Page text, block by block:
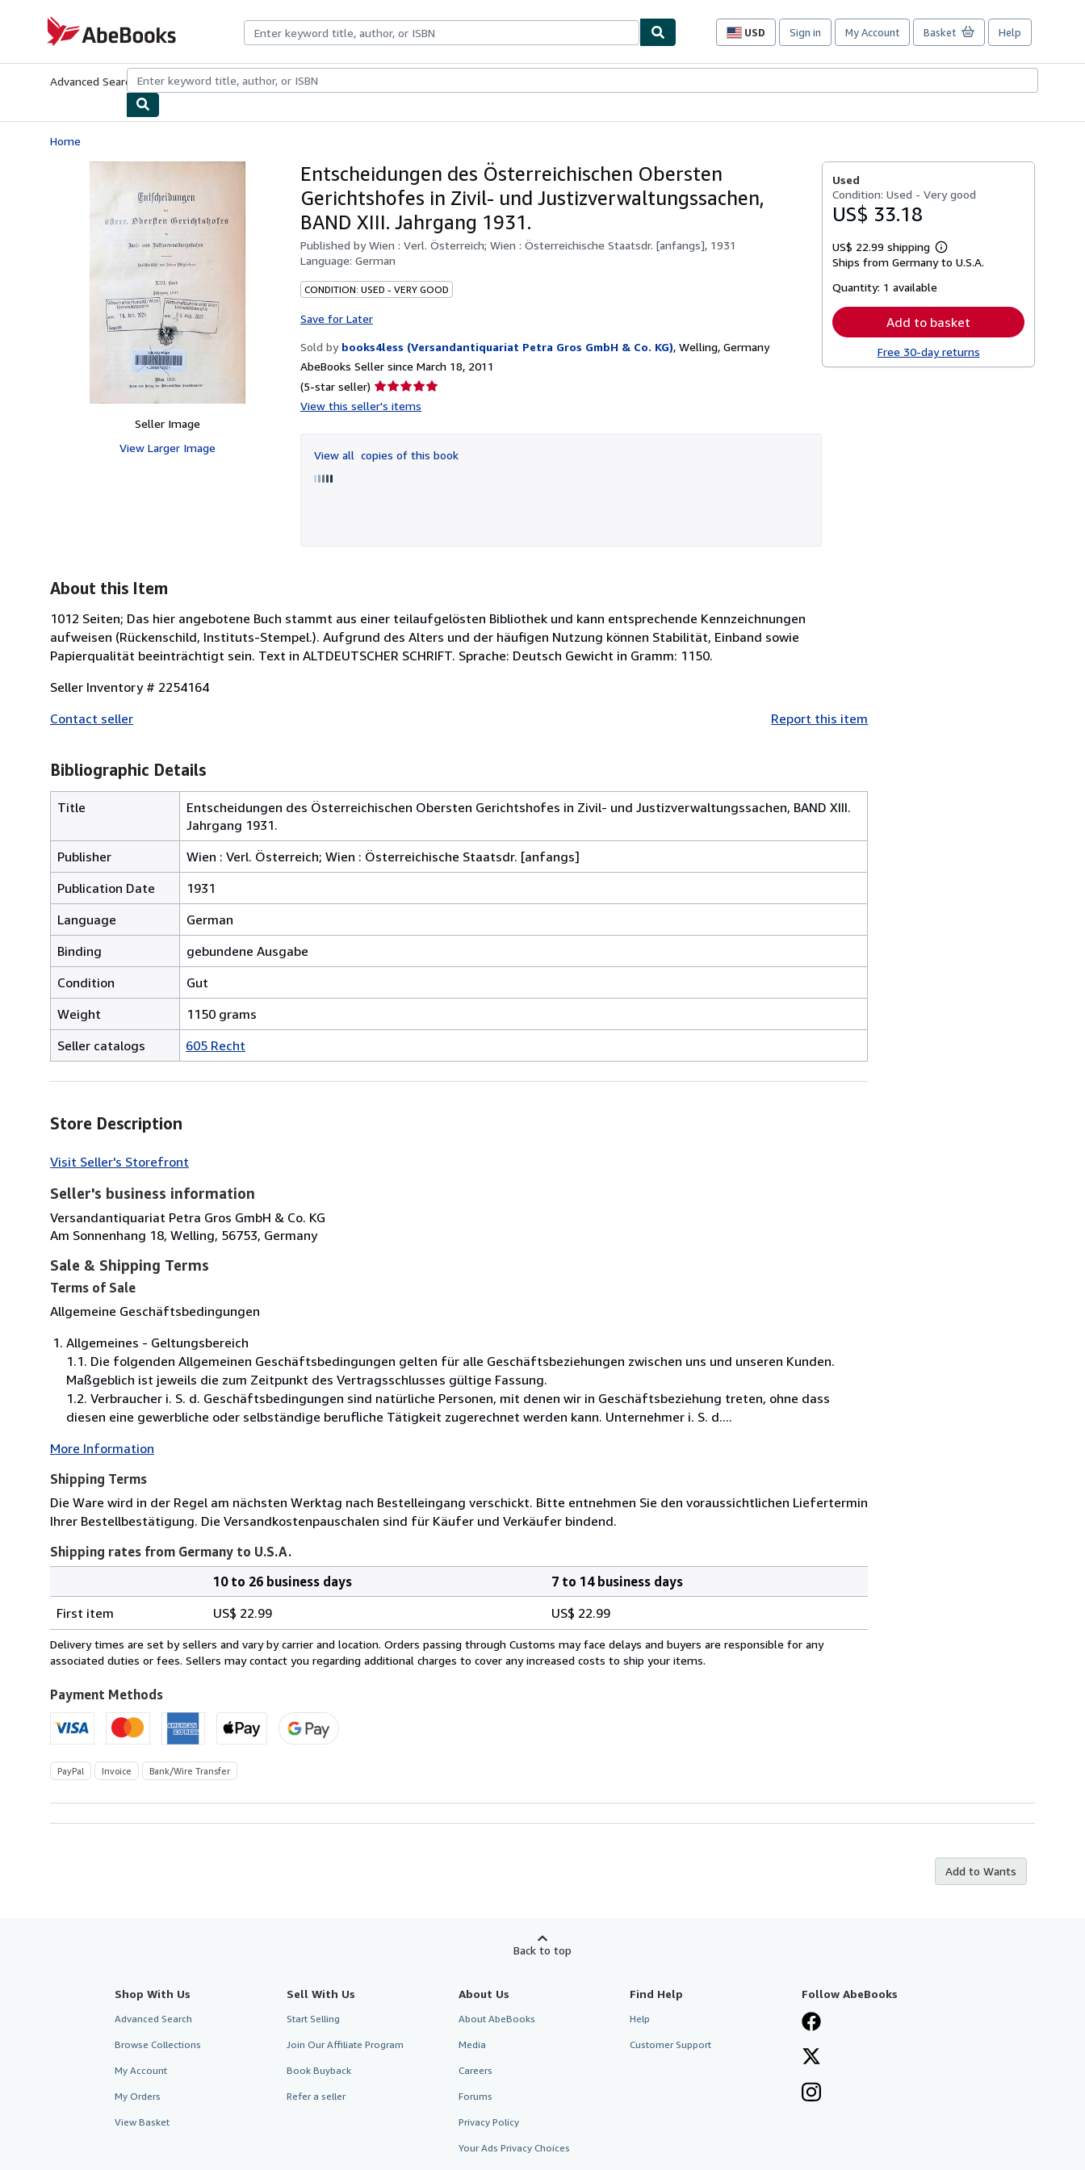
AbeBooks.com
USD
Site
preferences
Sign in My Account Basket Help
Advanced Search Browse CollectionsRare BooksArt & Collectibles
Home
Seller Image
View Larger Image
Entscheidungen des Österreichischen Obersten
Gerichtshofes in Zivil- und Justizverwaltungssachen,
BAND XIII. Jahrgang 1931.
Published byWien : Verl. Österreich; Wien : Österreichische Staatsdr. [anfangs], 1931
Language: German
CONDITION: USED - VERY GOOD
Save for Later
Sold by books4less (Versandantiquariat Petra Gros GmbH & Co. KG), Welling, Germany
AbeBooks Seller since March 18, 2011
(5-star seller) Seller
rating
of
5
View this seller's items
View all copies of this book
Used
Condition: Used - Very good
US$ 33.18
US$ 22.99 shipping
Learn
more
Ships from Germany to U.S.A.
Quantity: 1 available
Add to basket
Free 30-day returns
About this Item
1012 Seiten; Das hier angebotene Buch stammt aus einer teilaufgelösten Bibliothek und kann entsprechende Kennzeichnungen
aufweisen (Rückenschild, Instituts-Stempel.). Aufgrund des Alters und der häufigen Nutzung können Stabilität, Einband sowie
Papierqualität beeinträchtigt sein. Text in ALTDEUTSCHER SCHRIFT. Sprache: Deutsch Gewicht in Gramm: 1150.
Seller Inventory # 2254164
Contact seller
Report this item
Bibliographic Details
Title
Entscheidungen des Österreichischen Obersten Gerichtshofes in Zivil- und Justizverwaltungssachen, BAND XIII.
Jahrgang 1931.
Publisher
Wien : Verl. Österreich; Wien : Österreichische Staatsdr. [anfangs]
Publication Date
1931
Language
German
Binding
gebundene Ausgabe
Condition
Gut
Weight
1150 grams
Seller catalogs
605 Recht
Store Description
Visit Seller's Storefront
Seller's business information
Versandantiquariat Petra Gros GmbH & Co. KG
Am Sonnenhang 18, Welling, 56753, Germany
Sale & Shipping Terms
Terms of Sale
Allgemeine Geschäftsbedingungen
Allgemeines - Geltungsbereich
1.1. Die folgenden Allgemeinen Geschäftsbedingungen gelten für alle Geschäftsbeziehungen zwischen uns und unseren Kunden.
Maßgeblich ist jeweils die zum Zeitpunkt des Vertragsschlusses gültige Fassung.
1.2. Verbraucher i. S. d. Geschäftsbedingungen sind natürliche Personen, mit denen wir in Geschäftsbeziehung treten, ohne dass
diesen eine gewerbliche oder selbständige berufliche Tätigkeit zugerechnet werden kann. Unternehmer i. S. d....
More Information
Shipping Terms
Die Ware wird in der Regel am nächsten Werktag nach Bestelleingang verschickt. Bitte entnehmen Sie den voraussichtlichen Liefertermin
Ihrer Bestellbestätigung. Die Versandkostenpauschalen sind für Käufer und Verkäufer bindend.
Shipping rates from Germany to U.S.A.
rates
from
Germany
U.S.A.
10 to 26 business days
7 to 14 business days
First item
US$ 22.99 US$ 22.99
Delivery times are set by sellers and vary by carrier and location. Orders passing through Customs may face delays and buyers are responsible for any
associated duties or fees. Sellers may contact you regarding additional charges to cover any increased costs to ship your items.
Payment Methods
PayPal Invoice Bank/Wire Transfer
Add to Wants
Back to top
Shop With Us
Advanced Search
Browse Collections
My Account
My Orders
View Basket
Sell With Us
Start Selling
Join Our Affiliate Program
Book Buyback
Refer a seller
About Us
About AbeBooks
Media
Careers
Forums
Privacy Policy
Your Ads Privacy Choices
Find Help
Help
Customer Support
Follow AbeBooks